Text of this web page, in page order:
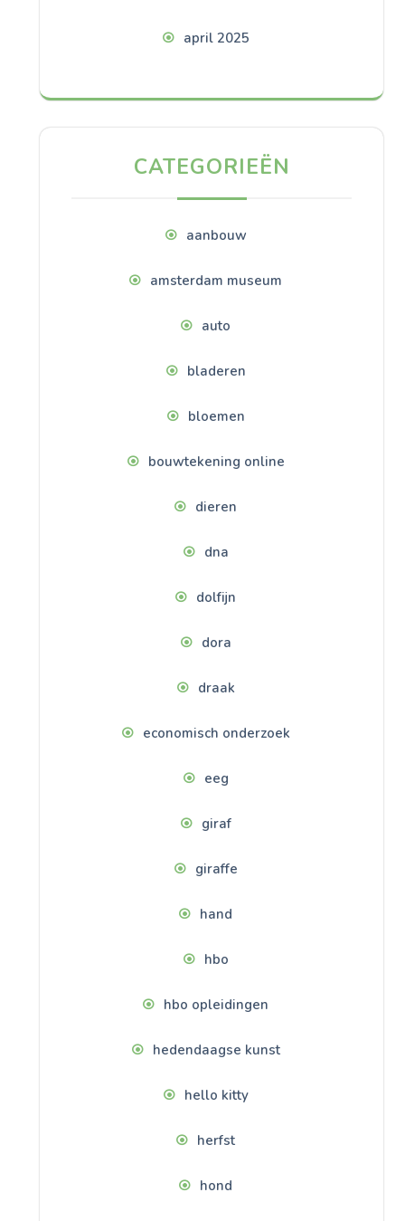
april 2025
CATEGORIEËN
aanbouw
amsterdam museum
auto
bladeren
bloemen
bouwtekening online
dieren
dna
dolfijn
dora
draak
economisch onderzoek
eeg
giraf
giraffe
hand
hbo
hbo opleidingen
hedendaagse kunst
hello kitty
herfst
hond